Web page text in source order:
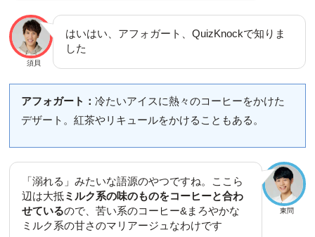
須貝
はいはい、アフォガート、QuizKnockで知りま
した
アフォガート： 冷たいアイスに熱々のコーヒーをかけた
デザート。紅茶やリキュールをかけることもある。
東問
「溺れる」みたいな語源のやつですね。ここら
辺は大抵ミルク系の味のものをコーヒーと合わ
せているので、苦い系のコーヒー&まろやかな
ミルク系の甘さのマリアージュなわけです